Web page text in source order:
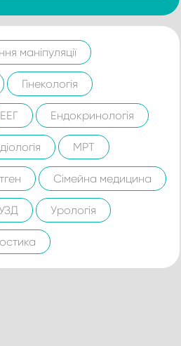
маніпуляції
Гінекологія
ЕЕГ Ендокринологія
МРТ
Сімейна медицина
УЗД Урологія